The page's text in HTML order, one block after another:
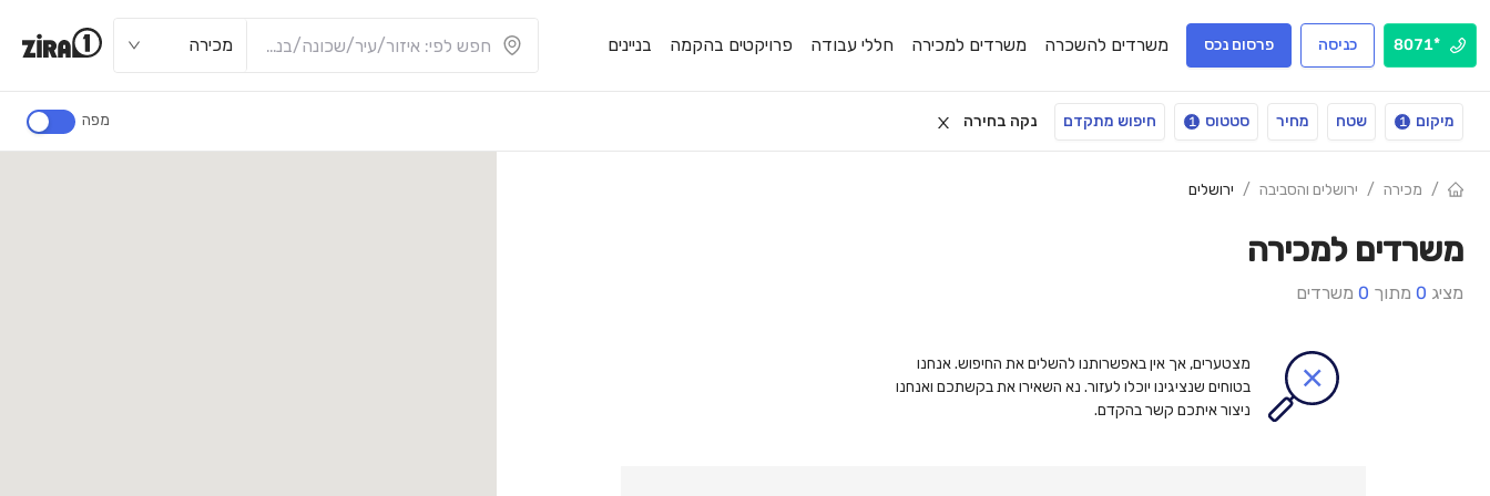
*8071 כניסה פרסום נכס משרדים להשכרה משרדים למכירה חללי עבודה פרויקטים בהקמה בניינים מכירה
מיקום 1 שטח מחיר סטטוס 1 חיפוש מתקדם נקה בחירה מפה
/ מכירה / ירושלים והסביבה / ירושלים
משרדים למכירה
מציג 0 מתוך 0 משרדים
מצטערים, אך אין באפשרותנו להשלים את החיפוש. אנחנו
בטוחים שנציגינו יוכלו לעזור. נא השאירו את בקשתכם ואנחנו
ניצור איתכם קשר בהקדם.